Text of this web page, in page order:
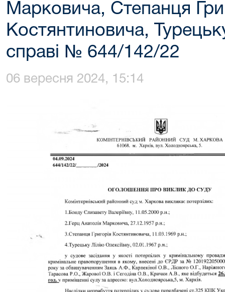
Марковича, Степанця
Костянтиновича,
справі № 644/142/22
06 вересня 2024, 15:14